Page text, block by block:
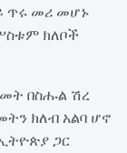
ጥሩ መሪ መሆኑ
ክለቦች
በስሑል ሽረ
ክለብ አልባ ሆኖ
ጋር